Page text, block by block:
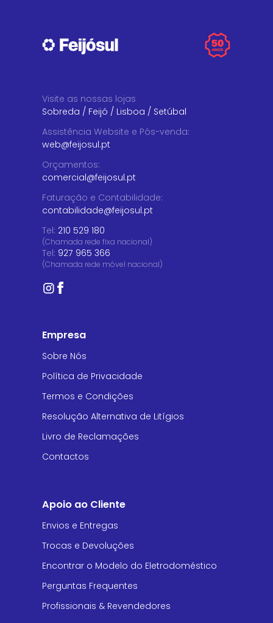
Visite as nossas lojas
Sobreda / Feijó / Lisboa / Setúbal
Assistência Website e Pós-venda:
web@feijosul.pt
Orçamentos:
comercial@feijosul.pt
Faturação e Contabilidade:
contabilidade@feijosul.pt
Tel: 210 529 180
(Chamada rede fixa nacional)
Tel: 927 965 366
(Chamada rede móvel nacional)
Empresa
Sobre Nós
Política de Privacidade
Termos e Condições
Resolução Alternativa de Litígios
Livro de Reclamações
Contactos
Apoio ao Cliente
Envios e Entregas
Trocas e Devoluções
Encontrar o Modelo do Eletrodoméstico
Perguntas Frequentes
Profissionais & Revendedores